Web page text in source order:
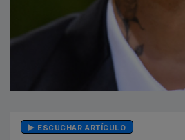
ESCUCHAR ARTÍCULO